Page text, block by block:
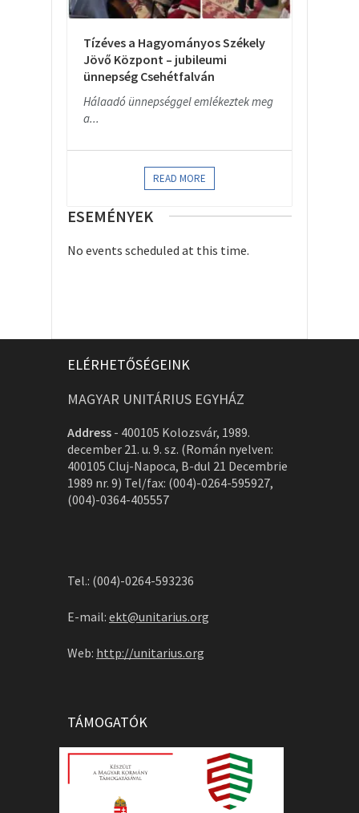
Tízéves a Hagyományos Székely
Jövő Központ – jubileumi
ünnepség Csehétfalván
Hálaadó ünnepséggel emlékeztek meg
a...
READ MORE
ESEMÉNYEK
No events scheduled at this time.
ELÉRHETŐSÉGEINK
MAGYAR UNITÁRIUS EGYHÁZ
Address - 400105 Kolozsvár, 1989.
december 21. u. 9. sz. (Román nyelven:
400105 Cluj-Napoca, B-dul 21 Decembrie
1989 nr. 9) Tel/fax: (004)-0264-595927,
(004)-0364-405557
Tel.: (004)-0264-593236
E-mail: ekt@unitarius.org
Web: http://unitarius.org
TÁMOGATÓK